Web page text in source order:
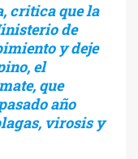
critica que la
de
y deje
el
que
año
virosis y